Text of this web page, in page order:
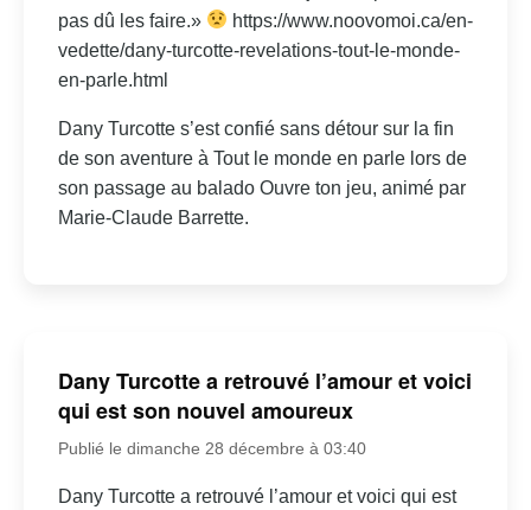
pas dû les faire.»
https://www.noovomoi.ca/en-
vedette/dany-turcotte-revelations-tout-le-monde-
en-parle.html
Dany Turcotte s’est confié sans détour sur la fin
de son aventure à Tout le monde en parle lors de
son passage au balado Ouvre ton jeu, animé par
Marie-Claude Barrette.
Dany Turcotte a retrouvé l’amour et voici
qui est son nouvel amoureux
Publié le dimanche 28 décembre à 03:40
Dany Turcotte a retrouvé l’amour et voici qui est